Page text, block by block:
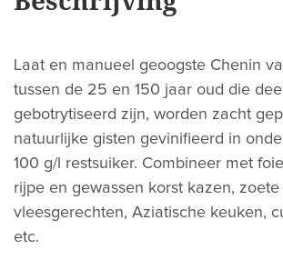
Laat en manueel geoogste Chenin
tussen de 25 en 150 jaar oud die
gebotrytiseerd zijn, worden zacht
natuurlijke gisten gevinifieerd in
100 g/l restsuiker. Combineer met
rijpe en gewassen korst kazen, zoete
vleesgerechten, Aziatische keuken,
etc.